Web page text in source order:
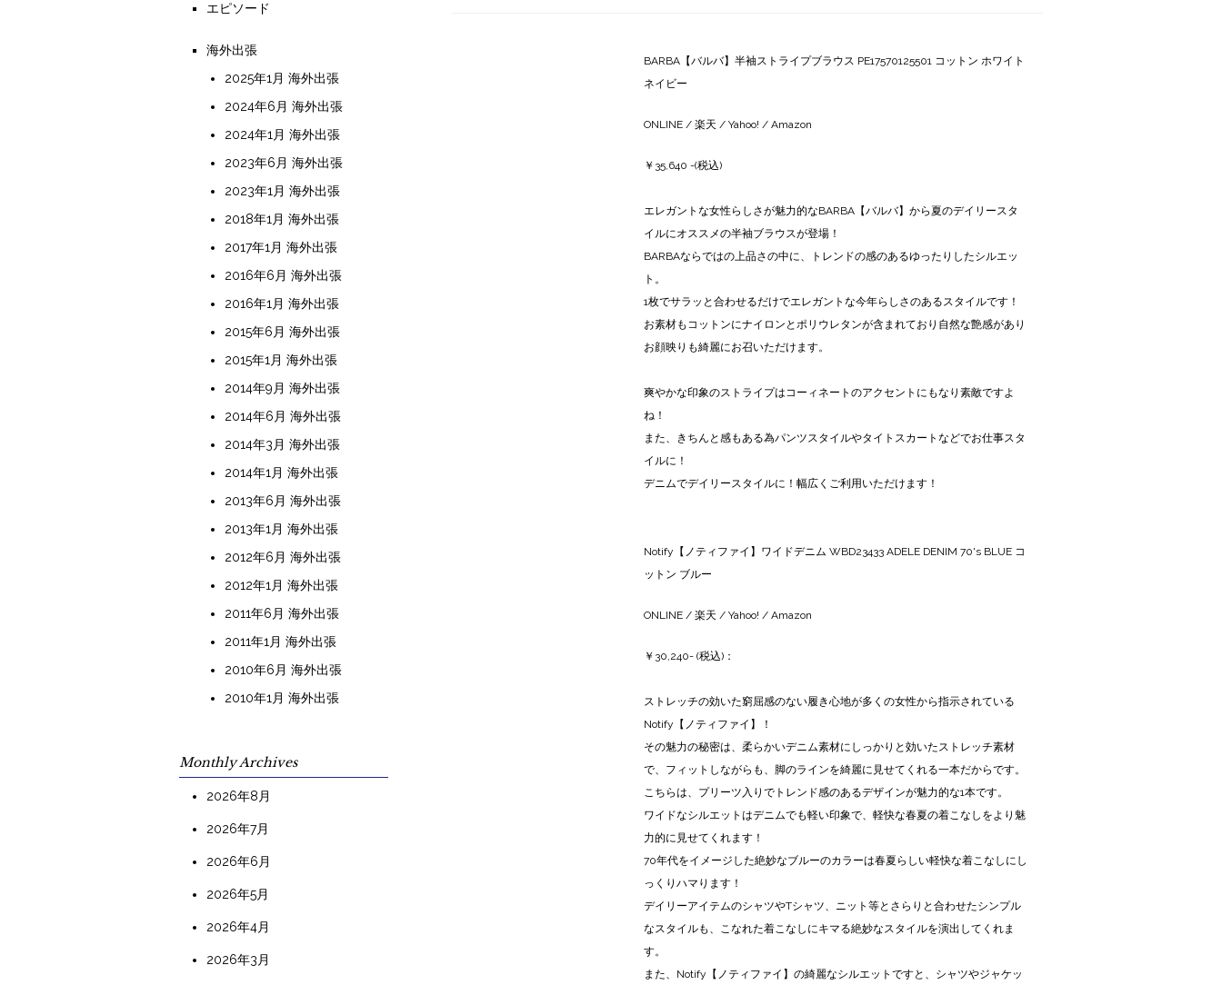
BARBA【バルバ】半袖ストライプブラウス PE17570125501 コットン ホワイト
ネイビー
ONLINE /楽天 /Yahoo! /Amazon
￥35,640 -(税込)
エレガントな女性らしさが魅力的なBARBA【バルバ】から夏のデイリースタ
イルにオススメの半袖ブラウスが登場！
BARBAならではの上品さの中に、トレンドの感のあるゆったりしたシルエッ
ト。
1枚でサラッと合わせるだけでエレガントな今年らしさのあるスタイルです！
お素材もコットンにナイロンとポリウレタンが含まれており自然な艶感があり
お顔映りも綺麗にお召いただけます。
爽やかな印象のストライプはコーィネートのアクセントにもなり素敵ですよ
ね！
また、きちんと感もある為パンツスタイルやタイトスカートなどでお仕事スタ
イルに！
デニムでデイリースタイルに！幅広くご利用いただけます！
Notify【ノティファイ】ワイドデニム WBD23433 ADELE DENIM 70's BLUE コ
ットン ブルー
ONLINE /楽天 / Yahoo!/ Amazon
￥30,240- (税込)：
ストレッチの効いた窮屈感のない履き心地が多くの女性から指示されている
Notify【ノティファイ】！
その魅力の秘密は、柔らかいデニム素材にしっかりと効いたストレッチ素材
で、フィットしながらも、脚のラインを綺麗に見せてくれる一本だからです。
こちらは、プリーツ入りでトレンド感のあるデザインが魅力的な1本です。
ワイドなシルエットはデニムでも軽い印象で、軽快な春夏の着こなしをより魅
力的に見せてくれます！
70年代をイメージした絶妙なブルーのカラーは春夏らしい軽快な着こなしにし
っくりハマります！
デイリーアイテムのシャツやTシャツ、ニット等とさらりと合わせたシンプル
なスタイルも、こなれた着こなしにキマる絶妙なスタイルを演出してくれま
す。
また、Notify【ノティファイ】の綺麗なシルエットですと、シャツやジャケッ
エピソード
海外出張
2025年1月 海外出張
2024年6月 海外出張
2024年1月 海外出張
2023年6月 海外出張
2023年1月 海外出張
2018年1月 海外出張
2017年1月 海外出張
2016年6月 海外出張
2016年1月 海外出張
2015年6月 海外出張
2015年1月 海外出張
2014年9月 海外出張
2014年6月 海外出張
2014年3月 海外出張
2014年1月 海外出張
2013年6月 海外出張
2013年1月 海外出張
2012年6月 海外出張
2012年1月 海外出張
2011年6月 海外出張
2011年1月 海外出張
2010年6月 海外出張
2010年1月 海外出張
Monthly Archives
2026年8月
2026年7月
2026年6月
2026年5月
2026年4月
2026年3月